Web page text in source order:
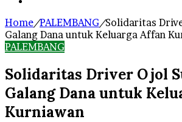
Home/PALEMBANG/Solidaritas
Galang Dana untuk Keluarga Affan
PALEMBANG
Solidaritas Driver Ojol
Galang Dana untuk
Kurniawan